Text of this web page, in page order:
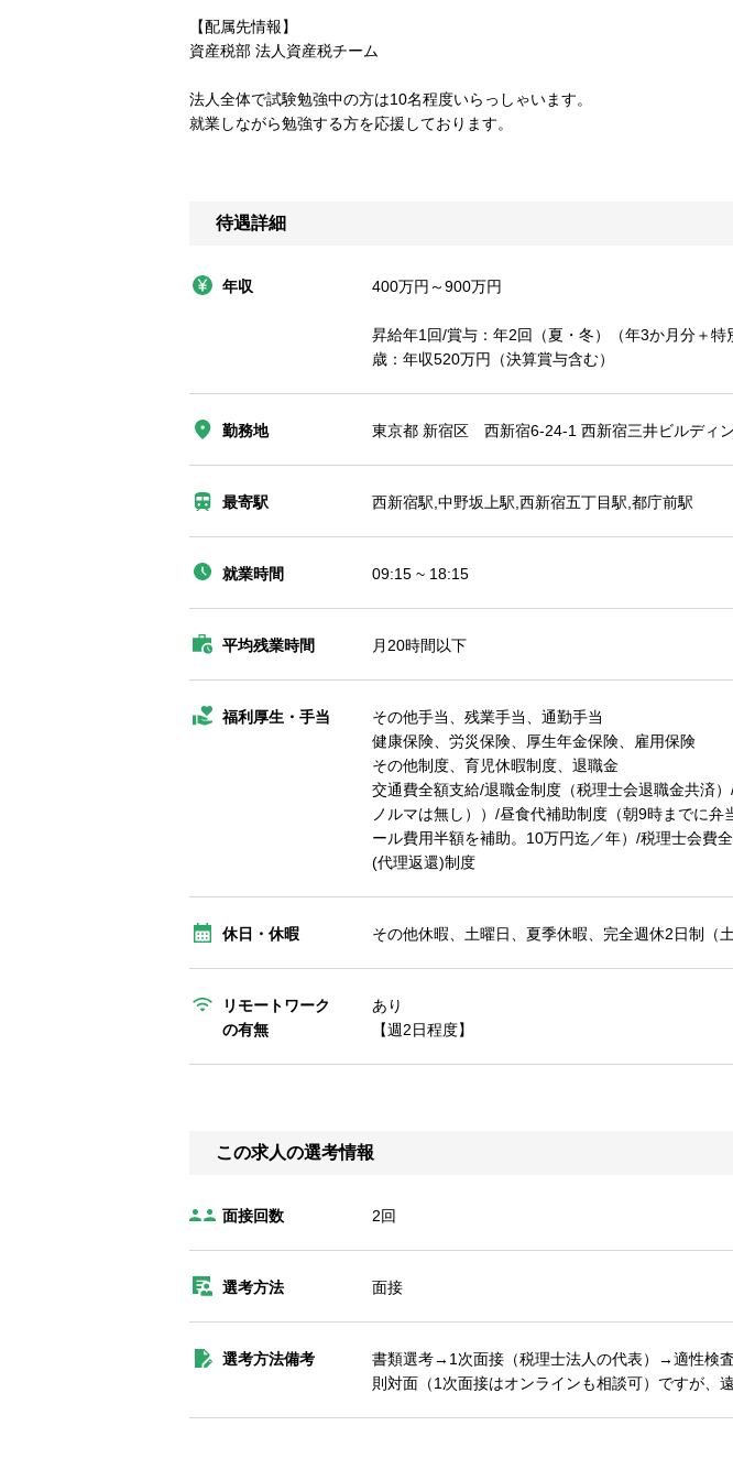
【配属先情報】
資産税部 法人資産税チーム
法人全体で試験勉強中の方は10名程度いらっしゃいます。
就業しながら勉強する方を応援しております。
待遇詳細
年収 400万円～900万円
昇給年1回/賞与：年2回（夏・冬）（年3か月分＋
歳：年収520万円（決算賞与含む）
勤務地 東京都 新宿区 西新宿6-24-1 西新宿三井ビルディ
最寄駅 西新宿駅,中野坂上駅,西新宿五丁目駅,都庁前駅
就業時間 09:15 ~ 18:15
平均残業時間 月20時間以下
福利厚生・手当
その他手当、残業手当、通勤手当
健康保険、労災保険、厚生年金保険、雇用保険
その他制度、育児休暇制度、退職金
交通費全額支給/退職金制度（税理士会退職金共済
ノルマは無し））/昼食代補助制度（朝9時までに
ール費用半額を補助。10万円迄／年）/税理士会費
(代理返還)制度
休日・休暇 その他休暇、土曜日、夏季休暇、完全週休2日制（
リモートワーク
の有無
あり
【週2日程度】
この求人の選考情報
面接回数 2回
選考方法 面接
選考方法備考
書類選考→1次面接（税理士法人の代表）→適性検
則対面（1次面接はオンラインも相談可）ですが、